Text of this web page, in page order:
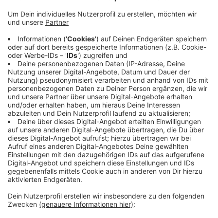
Der zweite Unfall passierte gestern ebenfalls am
nach links in den Hofkamp abbiegen. Dabei
überholte ihn ein Auto rechts. Der Rollerfahrer
wollte ausweichen und stürzte. Der beteiligte
Wagen fuhr weg. Laut Zeugen war es ein älterer
blauer VW Golf. Die Polizei hofft, den Fahrer oder
die Fahrerin mithilfe weiterer Zeugen zu finden.
Der Unfall passierte gestern Vormittag kurz nach
halb zwölf.
Veröffentlicht:Mittwoch, 06.07.2022 14:54
Anzeige